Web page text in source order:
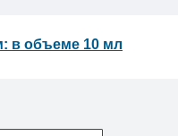
в объеме 10 мл